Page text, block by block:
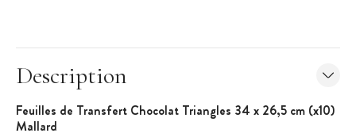
Description
Feuilles de Transfert Chocolat Triangles 34 x 26,5 cm (x10)
Mallard